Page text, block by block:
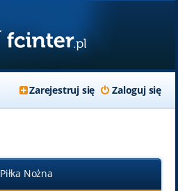
Zaloguj się
Zarejestruj się
Piłka Nożna